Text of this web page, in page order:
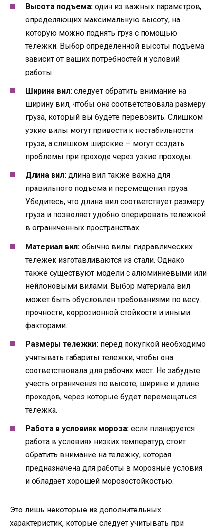
Высота подъема: один из важных параметров,
определяющих максимальную высоту, на
которую можно поднять груз с помощью
тележки. Выбор определенной высоты подъема
зависит от ваших потребностей и условий
работы.
Ширина вил: следует обратить внимание на
ширину вил, чтобы она соответствовала размеру
груза, который вы будете перевозить. Слишком
узкие вилы могут привести к нестабильности
груза, а слишком широкие — могут создать
проблемы при проходе через узкие проходы.
Длина вил: длина вил также важна для
правильного подъема и перемещения груза.
Убедитесь, что длина вил соответствует размеру
груза и позволяет удобно оперировать тележкой
в ограниченных пространствах.
Материал вил: обычно вилы гидравлических
тележек изготавливаются из стали. Однако
также существуют модели с алюминиевыми или
нейлоновыми вилами. Выбор материала вил
может быть обусловлен требованиями по весу,
прочности, коррозионной стойкости и иными
факторами.
Размеры тележки: перед покупкой необходимо
учитывать габариты тележки, чтобы она
соответствовала для рабочих мест. Не забудьте
учесть ограничения по высоте, ширине и длине
проходов, через которые будет перемещаться
тележка.
Работа в условиях мороза: если планируется
работа в условиях низких температур, стоит
обратить внимание на тележку, которая
предназначена для работы в морозные условия
и обладает хорошей морозостойкостью.
Это лишь некоторые из дополнительных
характеристик, которые следует учитывать при